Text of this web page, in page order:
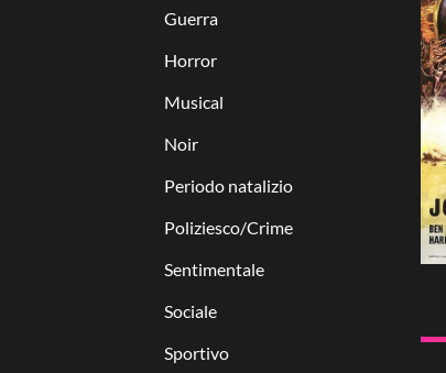
Guerra
Horror
Musical
Noir
Periodo natalizio
Poliziesco/Crime
Sentimentale
Sociale
Sportivo